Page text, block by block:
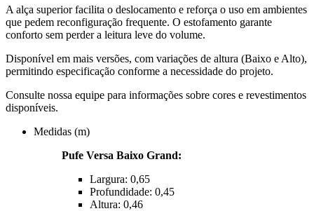
A alça superior facilita o deslocamento e reforça o uso em ambientes
que pedem reconfiguração frequente. O estofamento garante
conforto sem perder a leitura leve do volume.
Disponível em mais versões, com variações de altura (Baixo e Alto),
permitindo especificação conforme a necessidade do projeto.
Consulte nossa equipe para informações sobre cores e revestimentos
disponíveis.
Medidas (m)
Pufe Versa Baixo Grand:
Largura: 0,65
Profundidade: 0,45
Altura: 0,46